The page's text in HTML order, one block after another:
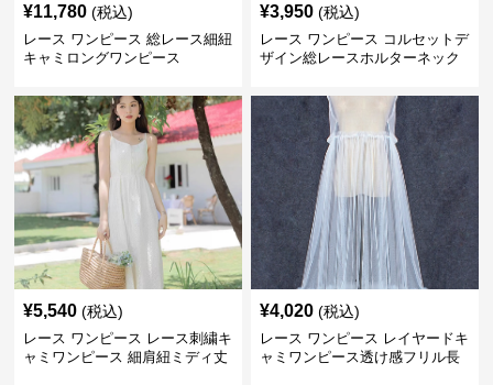
¥11,780 (税込)
レース ワンピース 総レース細紐
キャミロングワンピース
¥3,950 (税込)
レース ワンピース コルセットデ
ザイン総レースホルターネック
¥5,540 (税込)
レース ワンピース レース刺繍キ
ャミワンピース 細肩紐ミディ丈
¥4,020 (税込)
レース ワンピース レイヤードキ
ャミワンピース透け感フリル長